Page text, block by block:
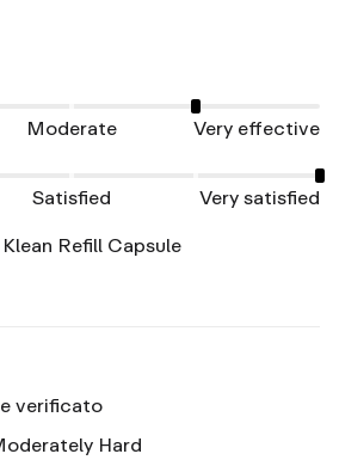
Moderate Very effective
Satisfied Very satisfied
Refill Capsule
verificato
Hard